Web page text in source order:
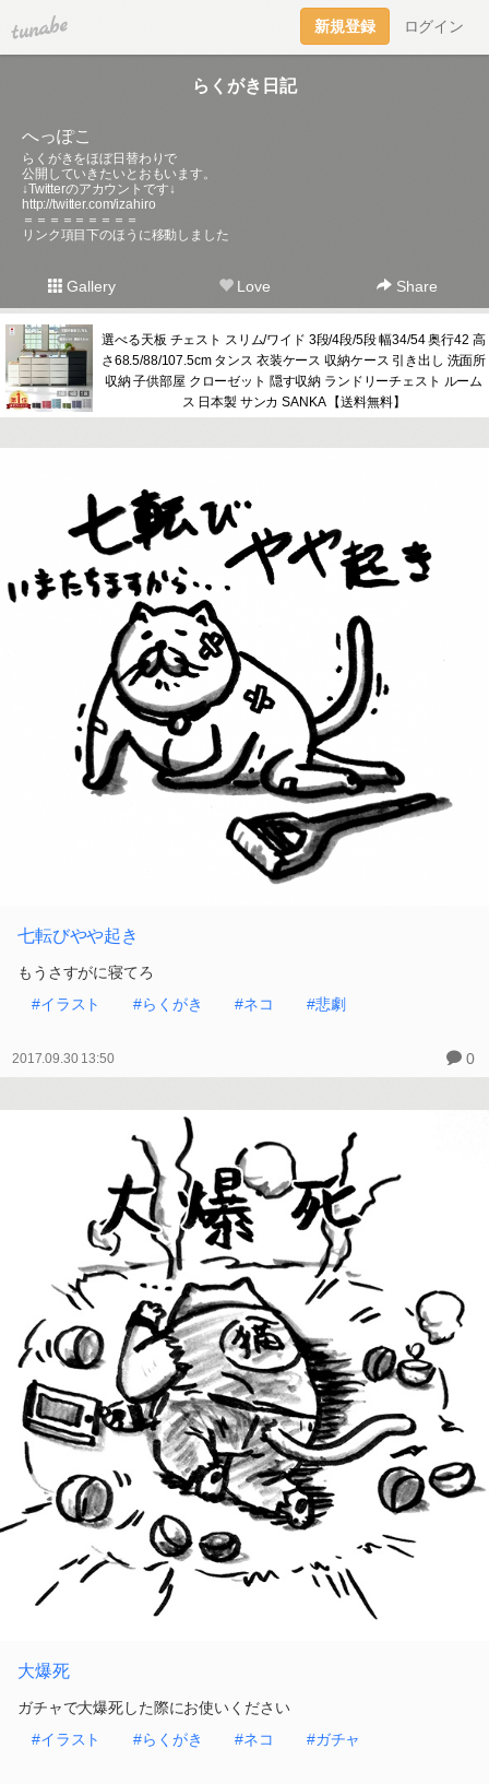
tuna.be 新規登録 ログイン
らくがき日記
へっぽこ
らくがきをほぼ日替わりで
公開していきたいとおもいます。
↓Twitterのアカウントです↓
http://twitter.com/izahiro
＝＝＝＝＝＝＝＝＝
リンク項目下のほうに移動しました
Gallery Love Share
選べる天板 チェスト スリム/ワイド 3段/4段/5段 幅34/54 奥行42 高
さ68.5/88/107.5cm タンス 衣装ケース 収納ケース 引き出し 洗面所
収納 子供部屋 クローゼット 隠す収納 ランドリーチェスト ルーム
ス 日本製 サンカ SANKA 【送料無料】
七転びやや起き
もうさすがに寝てろ
#イラスト
#らくがき #ネコ #悲劇
2017.09.30 13:50 0
大爆死
ガチャで大爆死した際にお使いください
#イラスト
#らくがき #ネコ #ガチャ